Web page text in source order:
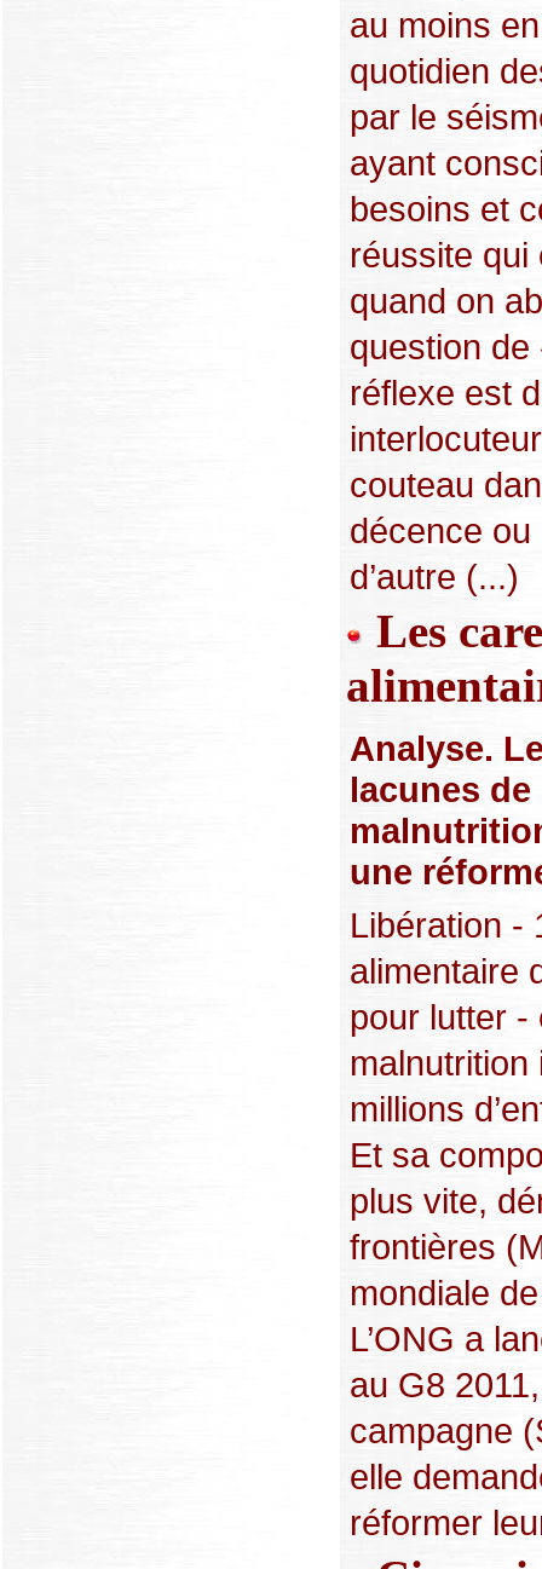
au moins
quotidien
par le
ayant
besoins et
réussite qui
quand on
question de
réflexe est
couteau
décence
d’autre (...)
Les
Analyse.
lacunes
une
Libération -
alimentaire
pour lutter -
malnutrition
millions
Et sa
plus vite,
frontières
mondiale
L’ONG a
au G8
campagne
elle
réformer